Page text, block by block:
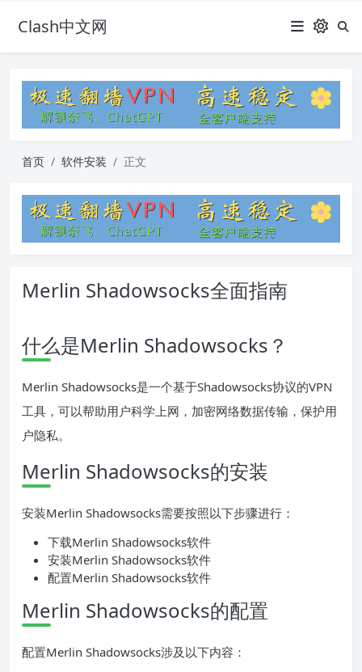
Clash中文网
首页 软件安装 正文
Merlin Shadowsocks全面指南
什么是Merlin Shadowsocks？
Merlin Shadowsocks是一个基于Shadowsocks协议的VPN
工具，可以帮助用户科学上网，加密网络数据传输，保护用
户隐私。
Merlin Shadowsocks的安装
安装Merlin Shadowsocks需要按照以下步骤进行：
下载Merlin Shadowsocks软件
安装Merlin Shadowsocks软件
配置Merlin Shadowsocks软件
Merlin Shadowsocks的配置
配置Merlin Shadowsocks涉及以下内容：